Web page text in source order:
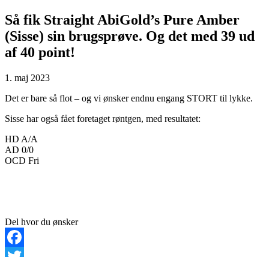
Så fik Straight AbiGold’s Pure Amber
(Sisse) sin brugsprøve. Og det med 39 ud
af 40 point!
1. maj 2023
Det er bare så flot – og vi ønsker endnu engang STORT til lykke.
Sisse har også fået foretaget røntgen, med resultatet:
HD A/A
AD 0/0
OCD Fri
Del hvor du ønsker